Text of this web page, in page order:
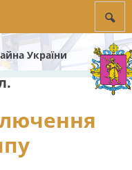
України